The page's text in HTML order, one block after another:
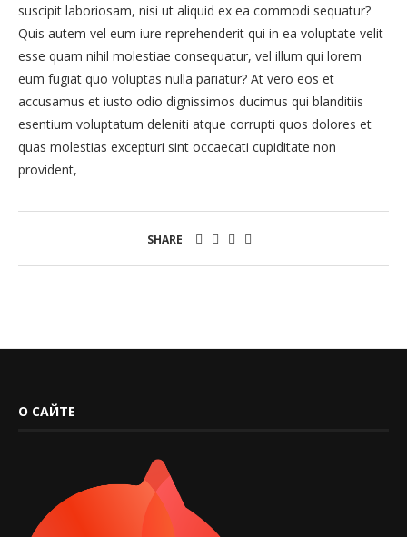
suscipit laboriosam, nisi ut aliquid ex ea commodi sequatur?
Quis autem vel eum iure reprehenderit qui in ea voluptate velit
esse quam nihil molestiae consequatur, vel illum qui lorem
eum fugiat quo voluptas nulla pariatur? At vero eos et
accusamus et iusto odio dignissimos ducimus qui blanditiis
esentium voluptatum deleniti atque corrupti quos dolores et
quas molestias excepturi sint occaecati cupiditate non
provident,
SHARE
О САЙТЕ